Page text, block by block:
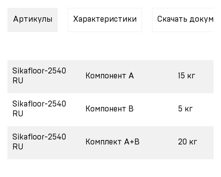
Артикулы Характеристики Скачать
Sikafloor-2540
RU
Компонент А 15 кг
Sikafloor-2540
RU
Компонент B 5 кг
Sikafloor-2540
RU
Комплект A+B 20 кг